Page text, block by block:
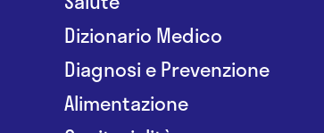
Dizionario Medico
Diagnosi e Prevenzione
Alimentazione